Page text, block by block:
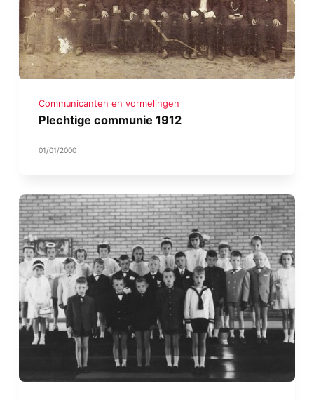
Communicanten en vormelingen
Plechtige communie 1912
01/01/2000